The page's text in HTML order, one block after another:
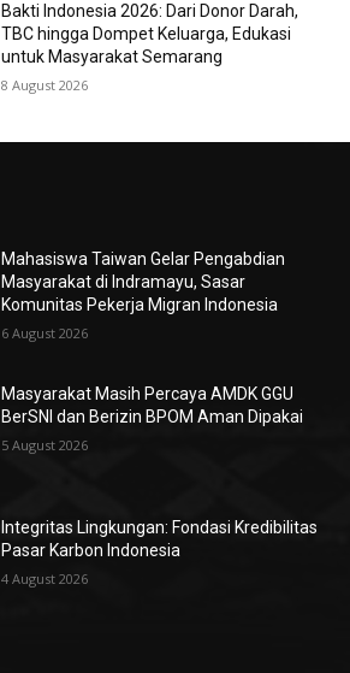
Bakti Indonesia 2026: Dari Donor Darah,
TBC hingga Dompet Keluarga, Edukasi
untuk Masyarakat Semarang
8 August 2026
Mahasiswa Taiwan Gelar Pengabdian
Masyarakat di Indramayu, Sasar
Komunitas Pekerja Migran Indonesia
6 August 2026
Masyarakat Masih Percaya AMDK GGU
BerSNI dan Berizin BPOM Aman Dipakai
5 August 2026
Integritas Lingkungan: Fondasi Kredibilitas
Pasar Karbon Indonesia
4 August 2026